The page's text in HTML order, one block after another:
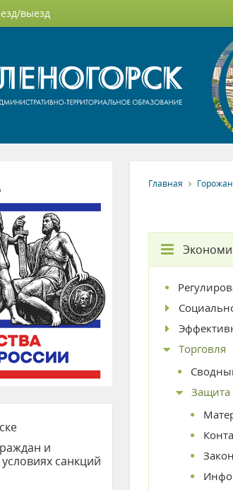
выезд
Главная
Торговля
Защита
и
санкций